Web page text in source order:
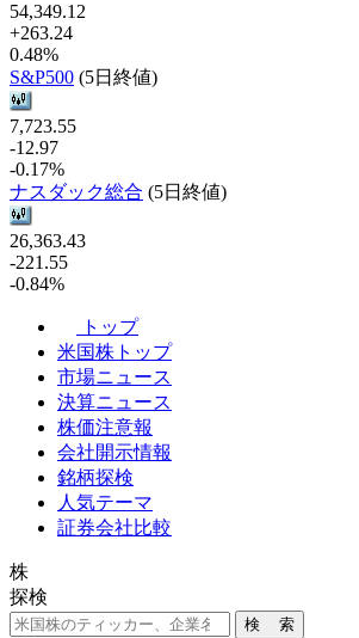
54,349.12
+263.24
0.48%
S&P500 (5日終値)
7,723.55
-12.97
-0.17%
ナスダック総合 (5日終値)
26,363.43
-221.55
-0.84%
トップ
米国株トップ
市場ニュース
決算ニュース
株価注意報
会社開示情報
銘柄探検
人気テーマ
証券会社比較
株
探検
検 索